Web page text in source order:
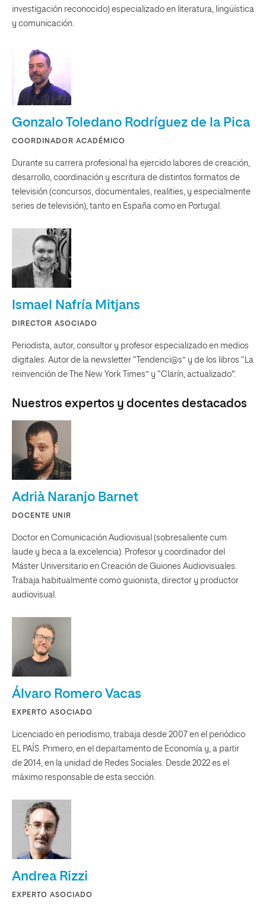
investigación reconocido) especializado en literatura, lingüística
y comunicación.
Gonzalo Toledano Rodríguez de la Pica
COORDINADOR ACADÉMICO
Durante su carrera profesional ha ejercido labores de creación,
desarrollo, coordinación y escritura de distintos formatos de
televisión (concursos, documentales, realities, y especialmente
series de televisión), tanto en España como en Portugal.
Ismael Nafría Mitjans
DIRECTOR ASOCIADO
Periodista, autor, consultor y profesor especializado en medios
digitales. Autor de la newsletter “Tendenci@s” y de los libros “La
reinvención de The New York Times” y “Clarín, actualizado".
Nuestros expertos y docentes destacados
Adrià Naranjo Barnet
DOCENTE UNIR
Doctor en Comunicación Audiovisual (sobresaliente cum
laude y beca a la excelencia). Profesor y coordinador del
Máster Universitario en Creación de Guiones Audiovisuales.
Trabaja habitualmente como guionista, director y productor
audiovisual.
Álvaro Romero Vacas
EXPERTO ASOCIADO
Licenciado en periodismo, trabaja desde 2007 en el periódico
EL PAÍS. Primero, en el departamento de Economía y, a partir
de 2014, en la unidad de Redes Sociales. Desde 2022 es el
máximo responsable de esta sección.
Andrea Rizzi
EXPERTO ASOCIADO